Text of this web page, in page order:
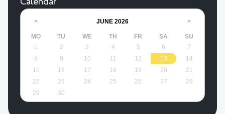
< JUNE 2026 >
MO TU WE TH FR SA
SU
1
2 3 4 5 6
7
8
9 10 11 12 13
14
15
16 17 18 19 20
21
22
23 24 25 26 27
28
29
30